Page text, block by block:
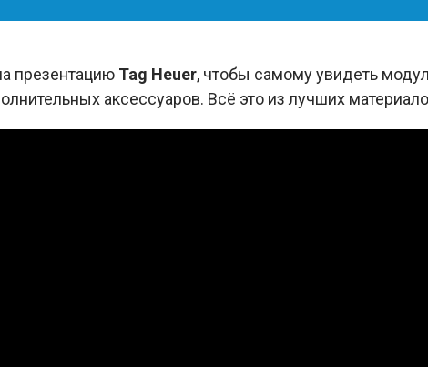
презентацию Tag Heuer, чтобы самому увидеть
аксессуаров. Всё это из лучших